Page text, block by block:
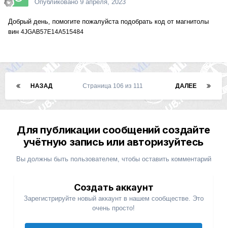
Опубликовано 9 апреля, 2023
Добрый день, помогите пожалуйста подобрать код от магнитолы
вин 4JGAB57E14A515484
НАЗАД ДАЛЕЕ
Страница 106 из 111
Для публикации сообщений создайте
учётную запись или авторизуйтесь
Вы должны быть пользователем, чтобы оставить комментарий
Создать аккаунт
Зарегистрируйте новый аккаунт в нашем сообществе. Это
очень просто!